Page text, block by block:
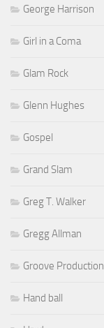
George Harrison
Girl in a Coma
Glam Rock
Glenn Hughes
Gospel
Grand Slam
Greg T. Walker
Gregg Allman
Groove Production
Hand ball